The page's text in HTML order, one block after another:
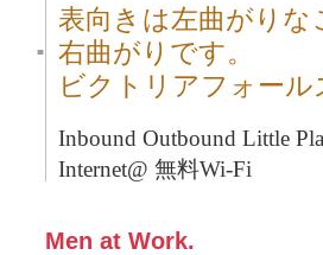
■
表向きは左曲がり
右曲がりです。
ビクトリアフォー
Inbound Outbound Little
Internet@ 無料Wi-Fi
Men at Work.